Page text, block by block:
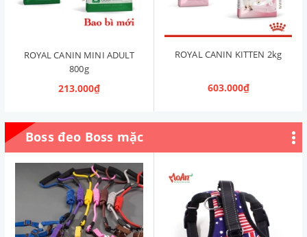
ROYAL CANIN MINI ADULT
800g
213.000₫
ROYAL CANIN KITTEN 2kg
603.000₫
Boss đeo Boss mặc